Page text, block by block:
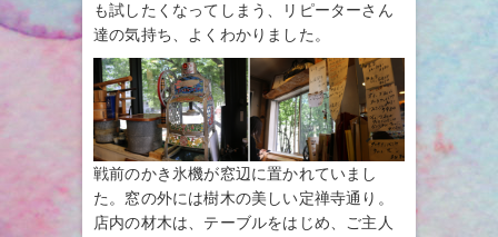
も試したくなってしまう、リピーターさん
達の気持ち、よくわかりました。
戦前のかき氷機が窓辺に置かれていまし
た。窓の外には樹木の美しい定禅寺通り。
店内の材木は、テーブルをはじめ、ご主人